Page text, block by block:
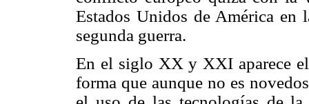
Estados Unidos de América en
segunda guerra.
En el siglo XX y XXI aparece
forma que aunque no es